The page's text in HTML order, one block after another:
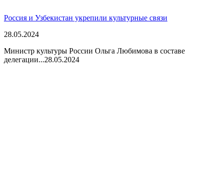
Россия и Узбекистан укрепили культурные связи
28.05.2024
Министр культуры России Ольга Любимова в составе
делегации...28.05.2024